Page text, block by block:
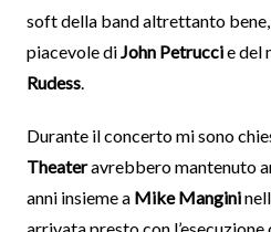
soft della band altrettanto
piacevole di John Petruccie del
Rudess.
Durante il concerto mi sono
Theateravrebbero mantenuto
anni insieme a Mike Mangini